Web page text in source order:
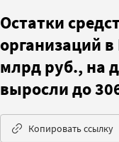
Остатки
организаций
млрд руб., на
выросли до
Копировать ссылку